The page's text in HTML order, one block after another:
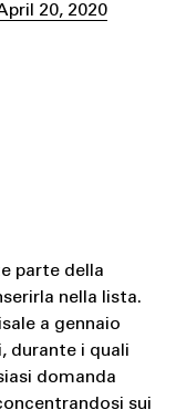
20, 2020
parte della
nella lista.
a gennaio
durante i quali
domanda
sui